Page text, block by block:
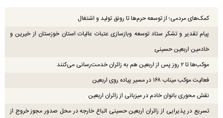
کمک‌های مردمی؛ از توسعه حرم‌ها تا رونق تولید و اشتغال
پیام تقدیر و تشکر ستاد توسعه وبازسازی عتبات عالیات استان خوزستان از خیرین و
خادمین اربعین حسینی
موکب‌ها تا ۲ روز پس از اربعین هم به زائران خدمت‌رسانی می‌کنند
فعالیت موکب میناب ۱۶۸ در مسیر پیاده روی اربعین
نقش محوری بانوان خادم در میزبانی از زائران اربعین
تسریع در پذیرایی از زائران اربعین حسینی اتباع خارجه در محل صدور مجوز خروج از